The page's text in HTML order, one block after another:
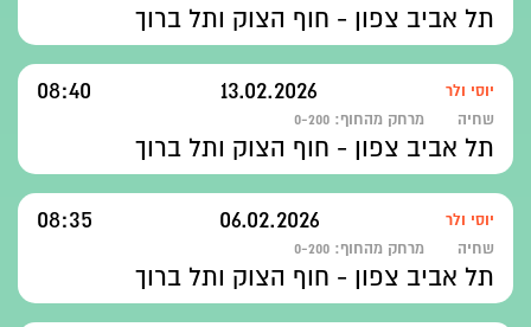
תל אביב צפון - חוף הצוק ותל ברוך
יוסי ולר 13.02.2026
08:40
שחיה מרחק מהחוף: 0-200
תל אביב צפון - חוף הצוק ותל ברוך
יוסי ולר 06.02.2026
08:35
שחיה מרחק מהחוף: 0-200
תל אביב צפון - חוף הצוק ותל ברוך